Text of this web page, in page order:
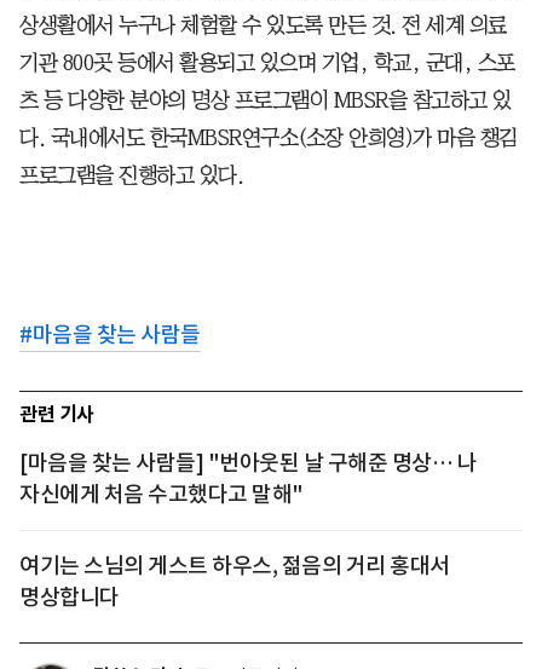
상생활에서 누구나 체험할 수 있도록 만든 것. 전 세계 의료
기관 800곳 등에서 활용되고 있으며 기업, 학교, 군대, 스포
츠 등 다양한 분야의 명상 프로그램이 MBSR을 참고하고 있
다. 국내에서도 한국MBSR연구소(소장 안희영)가 마음 챙김
프로그램을 진행하고 있다.
#마음을 찾는 사람들
관련 기사
[마음을 찾는 사람들] "번아웃된 날 구해준 명상… 나
자신에게 처음 수고했다고 말해"
여기는 스님의 게스트 하우스, 젊음의 거리 홍대서
명상합니다